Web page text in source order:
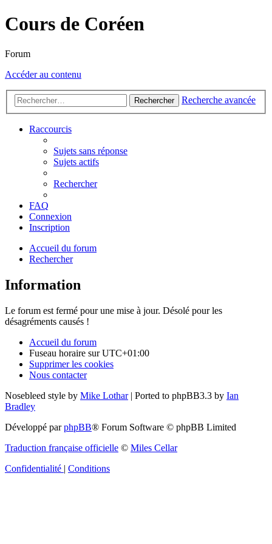
Cours de Coréen
Forum
Accéder au contenu
Rechercher Recherche avancée
Raccourcis
Sujets sans réponse
Sujets actifs
Rechercher
FAQ
Connexion
Inscription
Accueil du forum
Rechercher
Information
Le forum est fermé pour une mise à jour. Désolé pour les
désagréments causés !
Accueil du forum
Fuseau horaire surUTC+01:00
Supprimer les cookies
Nous contacter
Nosebleed style by Mike Lothar| Ported to phpBB3.3 by Ian
Bradley
Développé parphpBB® Forum Software © phpBB Limited
Traduction française officielle © Miles Cellar
Confidentialité | Conditions